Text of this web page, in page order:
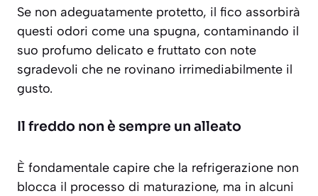
Se non adeguatamente protetto, il fico assorbirà
questi odori come una spugna, contaminando il
suo profumo delicato e fruttato con note
sgradevoli che ne rovinano irrimediabilmente il
gusto.
Il freddo non è sempre un alleato
È fondamentale capire che la refrigerazione non
blocca il processo di maturazione, ma in alcuni